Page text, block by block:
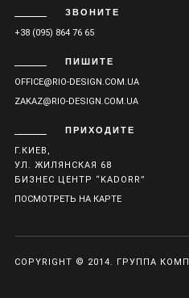
ЗВОНИТЕ
+38 (095) 864 76 65
ПИШИТЕ
OFFICE@RIO-DESIGN.COM.UA
ZAKAZ@RIO-DESIGN.COM.UA
ПРИХОДИТЕ
Г.КИЕВ,
УЛ. ЖИЛЯНСКАЯ 68
БИЗНЕС ЦЕНТР “KADORR”
ПОСМОТРЕТЬ НА КАРТЕ
COPYRIGHT © 2014. ГРУППА